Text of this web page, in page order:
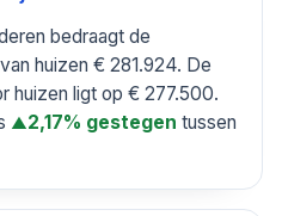
bedraagt de
huizen € 281.924. De
huizen ligt op € 277.500.
▲2,17% gestegen tussen